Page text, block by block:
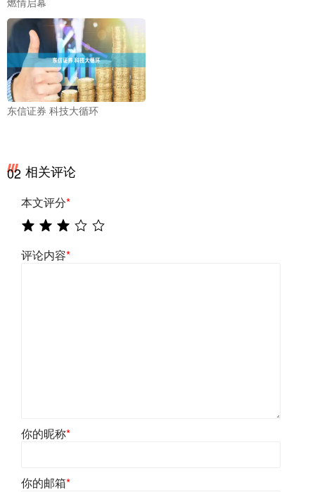
东信证券 科技大循环
02 相关评论
本文评分*
评论内容*
你的昵称*
你的邮箱*